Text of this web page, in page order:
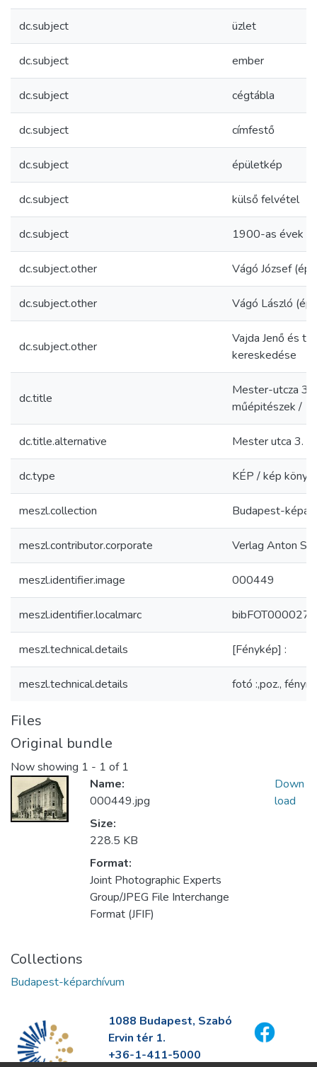
dc.subject üzlet
dc.subject ember
dc.subject cégtábla
dc.subject címfestő
dc.subject épületkép
dc.subject külső felvétel
dc.subject 1900-as évek
dc.subject.other Vágó József
dc.subject.other Vágó László
dc.subject.other
Vajda Jenő és
kereskedése
dc.title
Mester-utcza 3.
műépitészek /
dc.title.alternative Mester utca 3.
dc.type KÉP / kép
meszl.collection Budapest-
meszl.contributor.corporate Verlag Anton
meszl.identifier.image 000449
meszl.identifier.localmarc
meszl.technical.details [Fénykép] :
meszl.technical.details fotó :,poz.,
Files
Original bundle
Now showing 1 - 1 of 1
Name:
000449.jpg
Size:
228.5 KB
Format:
Joint Photographic Experts
Group/JPEG File Interchange
Format (JFIF)
Down
load
Collections
Budapest-képarchívum
1088 Budapest, Szabó
Ervin tér 1.
+36-1-411-5000